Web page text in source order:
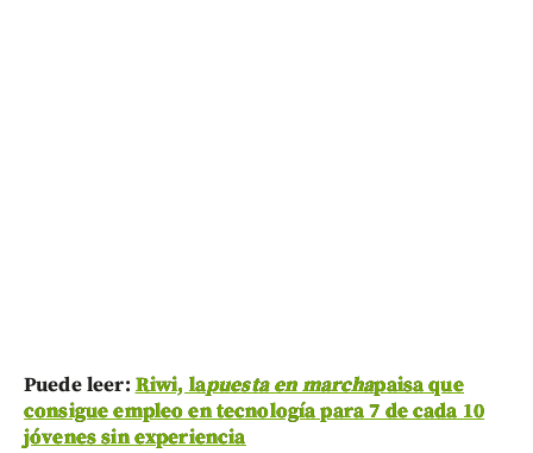
Puede leer: Riwi, lapuesta en marchapaisa que
consigue empleo en tecnología para 7 de cada 10
jóvenes sin experiencia